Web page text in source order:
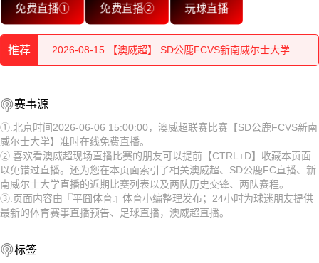
免费直播① 免费直播② 玩球直播
推荐
2026-08-15 【澳威超】 SD公鹿FCVS新南威尔士大学
2026-08-15 【澳威超】 SD公鹿FCVS新南威尔士大学
2026-08-15 【澳威超】 SD公鹿FCVS新南威尔士大学
2026-08-15 【澳威超】 SD公鹿FCVS新南威尔士大学
2026-08-15 【澳威超】 SD公鹿FCVS新南威尔士大学
2026-08-15 【澳威超】 SD公鹿FCVS新南威尔士大学
2026-08-15 【澳威超】 SD公鹿FCVS新南威尔士大学
2026-08-15 【澳威超】 SD公鹿FCVS新南威尔士大学
赛事源
①.北京时间2026-06-06 15:00:00，澳威超联赛比赛【SD公鹿FCVS新南
威尔士大学】准时在线免费直播。
②.喜欢看澳威超现场直播比赛的朋友可以提前【CTRL+D】收藏本页面
以免错过直播。还为您在本页面索引了相关澳威超、SD公鹿FC直播、新
南威尔士大学直播的近期比赛列表以及两队历史交锋、两队赛程。
③.页面内容由『平囧体育』体育小编整理发布；24小时为球迷朋友提供
最新的体育赛事直播预告、足球直播，澳威超直播。
标签